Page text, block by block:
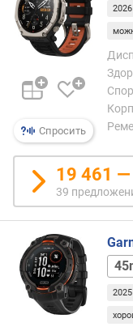
и
в
н
й
р
ж
и
)
ч
)
в
р
е
Спросить
19 461
39